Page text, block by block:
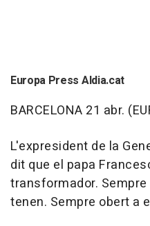
Europa Press Aldia.cat
BARCELONA 21 abr.
L'expresident de la
dit que el papa
transformador.
tenen. Sempre obert a